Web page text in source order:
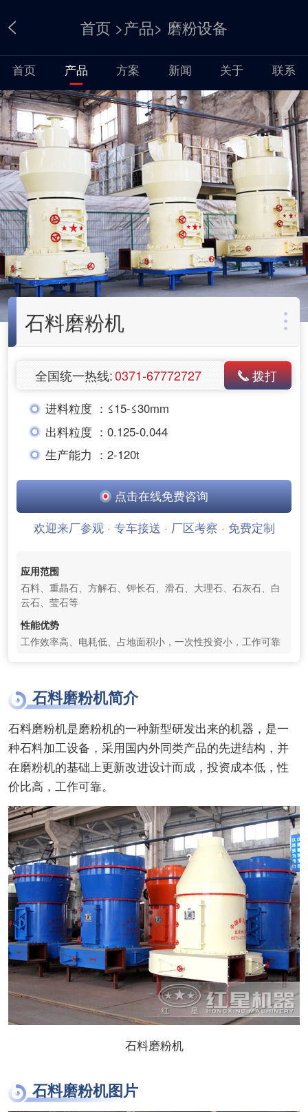
首页 >产品> 磨粉设备
首页 产品 方案 新闻 关于 联系
石料磨粉机
全国统一热线:0371-67772727 拨打
进料粒度 ： ≤15-≤30mm
出料粒度 ： 0.125-0.044
生产能力 ： 2-120t
点击在线免费咨询
欢迎来厂参观 · 专车接送 · 厂区考察 · 免费定制
应用范围
石料、重晶石、方解石、钾长石、滑石、大理石、石灰石、白
云石、莹石等
性能优势
工作效率高、电耗低、占地面积小，一次性投资小，工作可靠
石料磨粉机简介
石料磨粉机是磨粉机的一种新型研发出来的机器，是一
种石料加工设备，采用国内外同类产品的先进结构，并
在磨粉机的基础上更新改进设计而成，投资成本低，性
价比高，工作可靠。
石料磨粉机
石料磨粉机图片